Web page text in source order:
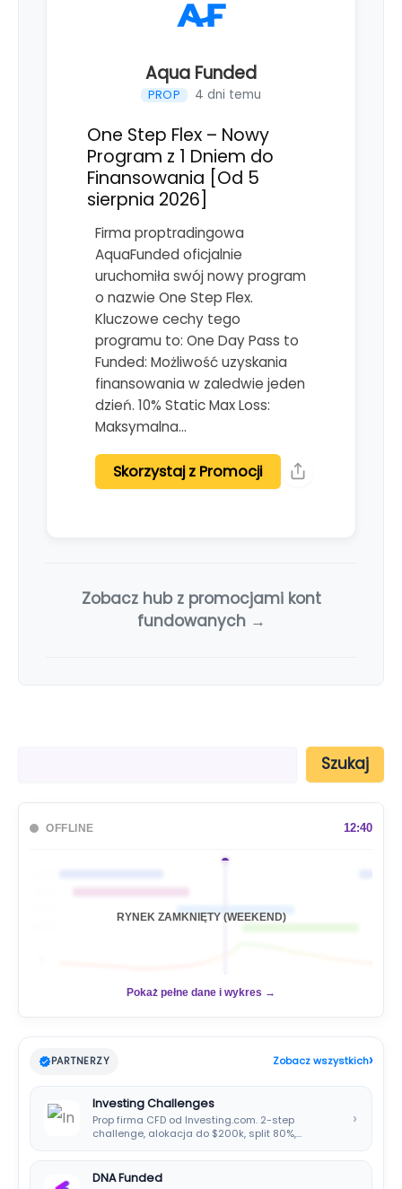
Aqua Funded
PROP 4 dni temu
One Step Flex – Nowy
Program z 1 Dniem do
Finansowania [Od 5
sierpnia 2026]
Firma proptradingowa
AquaFunded oficjalnie
uruchomiła swój nowy program
o nazwie One Step Flex.
Kluczowe cechy tego
programu to: One Day Pass to
Funded: Możliwość uzyskania
finansowania w zaledwie jeden
dzień. 10% Static Max Loss:
Maksymalna…
Skorzystaj z Promocji
Zobacz hub z promocjami kont
fundowanych →
Szukaj
OFFLINE 12:40
RYNEK ZAMKNIĘTY (WEEKEND)
Pokaż pełne dane i wykres →
PARTNERZY Zobacz wszystkich›
Investing Challenges
Prop firma CFD od Investing.com. 2-step
challenge, alokacja do $200k, split 80%,
›
DNA Funded